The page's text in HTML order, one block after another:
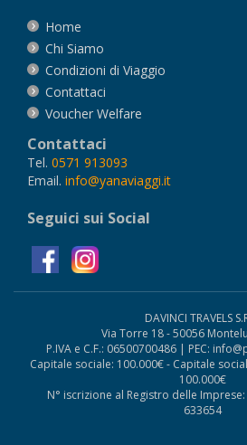
Home
Chi Siamo
Condizioni di Viaggio
Contattaci
Voucher Welfare
Contattaci
Tel. 0571 913093
Email. info@yanaviaggi.it
Seguici sui Social
DAVINCI TRAVELS
Via Torre 18 - 50056
P.IVA e C.F.: 06500700486 | PEC:
Capitale sociale: 100.000€ - Capitale
100.000€
N° iscrizione al Registro delle Imprese:
633654